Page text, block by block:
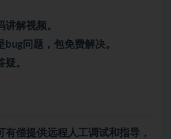
解视频。
问题，包免费解决。
。
偿提供远程人工调试和指导，